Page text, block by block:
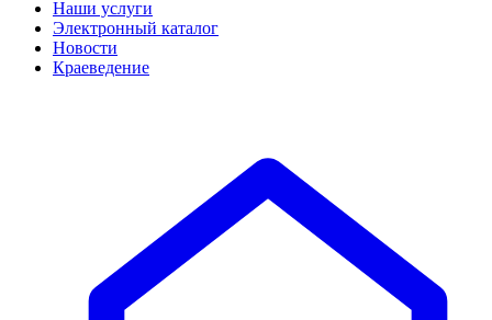
Наши услуги
Электронный каталог
Новости
Краеведение